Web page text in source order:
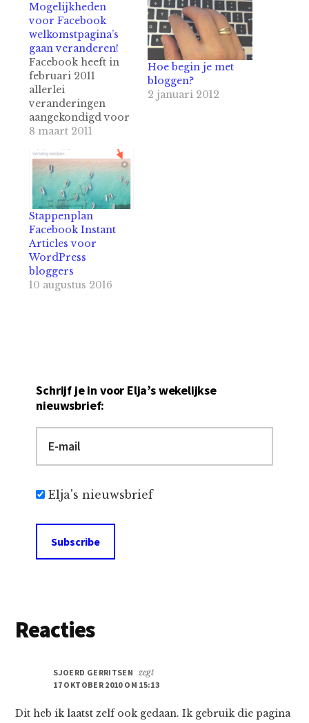
Mogelijkheden
voor Facebook
welkomstpagina’s
gaan veranderen!
Facebook heeft in
februari 2011
allerlei
veranderingen
aangekondigd voor
de opmaak en
voor o.a.
fanpagina's. Deze
wijzigingen gaan
per aanstaande
donderdag officieel
in. Een van de
wijzigingen houdt
in dat je niet langer
de 'FBML'-applicatie
kunt installeren. Dit
8 maart 2011
Hoe begin je met
bloggen?
2 januari 2012
Stappenplan
Facebook Instant
Articles voor
WordPress
bloggers
10 augustus 2016
Schrijf je in voor Elja’s wekelijkse
nieuwsbrief:
Elja's nieuwsbrief
Lees
Reacties
SJOERD GERRITSEN
zegt
17 OKTOBER 2010 OM 15:13
Dit heb ik laatst zelf ook gedaan. Ik gebruik die pagina